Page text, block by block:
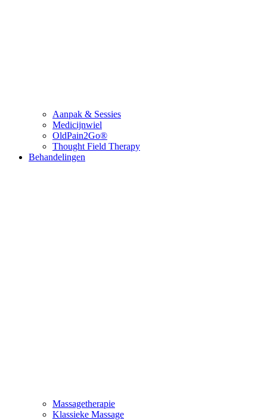
Aanpak & Sessies
Medicijnwiel
OldPain2Go®
Thought Field Therapy
Behandelingen
Massagetherapie
Klassieke Massage